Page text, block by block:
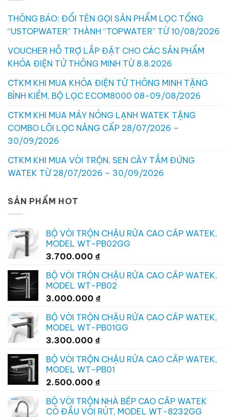
THÔNG BÁO: ĐỔI TÊN GỌI SẢN PHẨM LỌC TỔNG
“USTOPWATER” THÀNH “TOPWATER” TỪ 10/08/2026
VOUCHER HỖ TRỢ LẮP ĐẶT CHO CÁC SẢN PHẨM
KHÓA ĐIỆN TỬ THÔNG MINH TỪ 8.8.2026
CTKM KHI MUA KHÓA ĐIỆN TỬ THÔNG MINH TẶNG
BÌNH KIỀM, BỘ LỌC ECOM8000 08-09/08/2026
CTKM KHI MUA MÁY NÓNG LẠNH WATEK TẶNG
COMBO LÕI LỌC NÂNG CẤP 28/07/2026 –
30/09/2026
CTKM KHI MUA VÒI TRỘN, SEN CÂY TẮM ĐỨNG
WATEK TỪ 28/07/2026 – 30/09/2026
SẢN PHẨM HOT
BỘ VÒI TRỘN CHẬU RỬA CAO CẤP WATEK,
MODEL WT-PB02GG
3.700.000 ₫
BỘ VÒI TRỘN CHẬU RỬA CAO CẤP WATEK,
MODEL WT-PB02
3.000.000 ₫
BỘ VÒI TRỘN CHẬU RỬA CAO CẤP WATEK,
MODEL WT-PB01GG
3.300.000 ₫
BỘ VÒI TRỘN CHẬU RỬA CAO CẤP WATEK,
MODEL WT-PB01
2.500.000 ₫
BỘ VÒI TRỘN NHÀ BẾP CAO CẤP WATEK
CÓ ĐẦU VÒI RÚT, MODEL WT-8232GG